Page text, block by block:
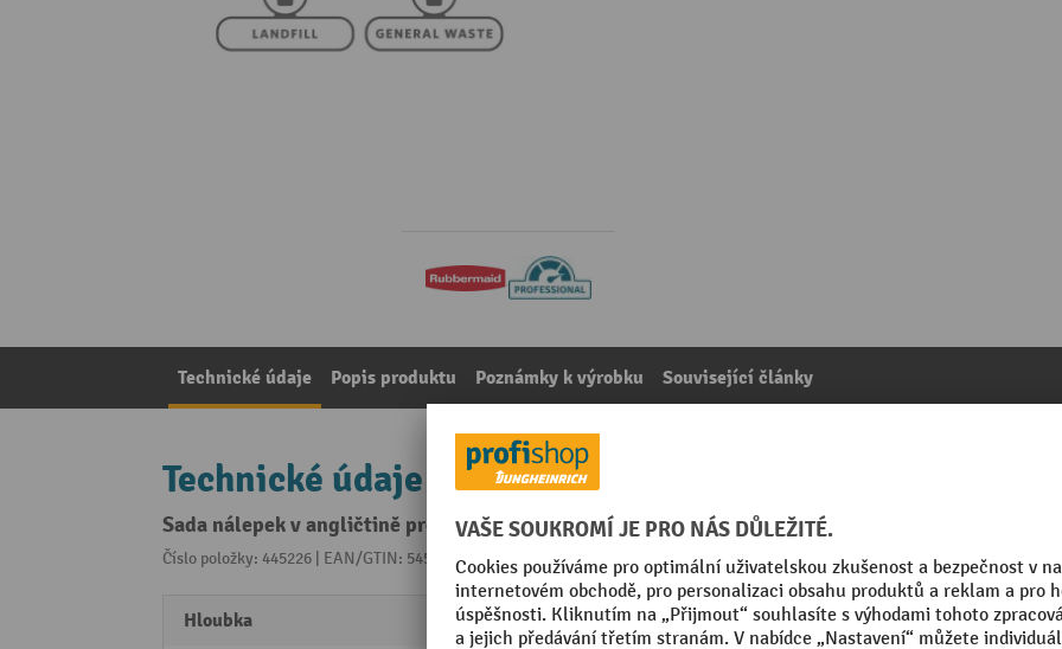
Technické údaje Popis produktu Poznámky k výrobku Související články
Technické údaje
Sada nálepek v angličtině pro recyklační stanici Rubbermaid® Slim Jim Recycling-Station
Číslo položky: 445226 | EAN/GTIN: 5453001917917 Z kategorie: Nádoby na sběrné suroviny
Hloubka 255 mm Výška